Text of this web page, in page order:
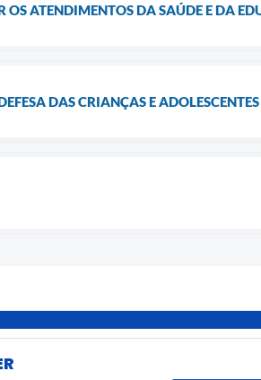
ATENDIMENTOS DA SAÚDE E DA
DAS CRIANÇAS E